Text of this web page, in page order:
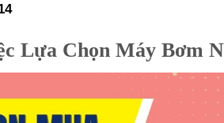
Lựa Chọn Máy Bơm